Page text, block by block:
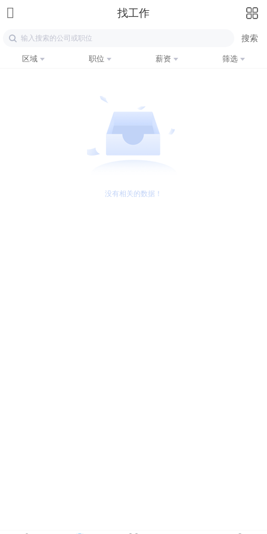
找工作
区域 职位 薪资 筛选
没有相关的数据！